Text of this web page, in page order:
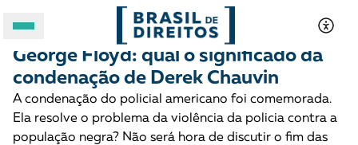
A BRASIL DE DIREITOS
ASSUNTOS
COMBATE AO RACISMO
Opinião
George Floyd: qual o significado da
condenação de Derek Chauvin
A condenação do policial americano foi comemorada.
Ela resolve o problema da violência da policia contra a
população negra? Não será hora de discutir o fim das